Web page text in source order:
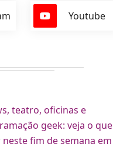
Youtube
teatro, oficinas e
geek: veja o que
fim de semana em